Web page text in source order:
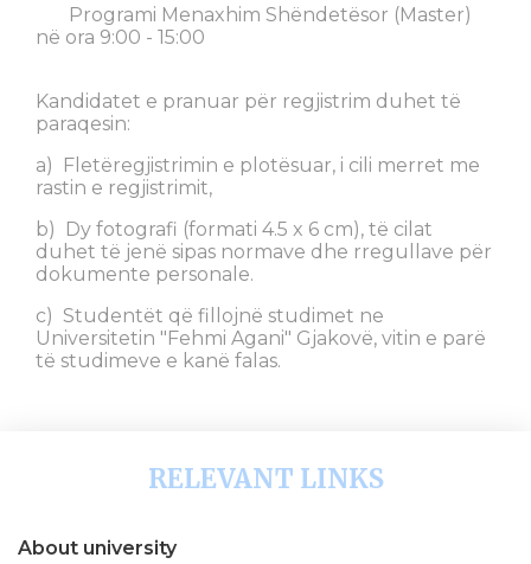
Programi Menaxhim Shëndetësor (Master)
në ora 9:00 - 15:00
Kandidatet e pranuar për regjistrim duhet të
paraqesin:
a) Fletëregjistrimin e plotësuar, i cili merret me
rastin e regjistrimit,
b) Dy fotografi (formati 4.5 x 6 cm), të cilat
duhet të jenë sipas normave dhe rregullave për
dokumente personale.
c) Studentët që fillojnë studimet ne
Universitetin "Fehmi Agani" Gjakovë, vitin e parë
të studimeve e kanë falas.
RELEVANT LINKS
About university